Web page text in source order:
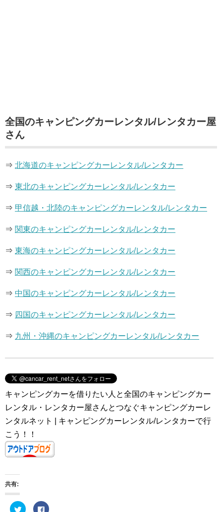
全国のキャンピングカーレンタル/レンタカー屋
さん
⇒ 北海道のキャンピングカーレンタル/レンタカー
⇒ 東北のキャンピングカーレンタル/レンタカー
⇒ 甲信越・北陸のキャンピングカーレンタル/レンタカー
⇒ 関東のキャンピングカーレンタル/レンタカー
⇒ 東海のキャンピングカーレンタル/レンタカー
⇒ 関西のキャンピングカーレンタル/レンタカー
⇒ 中国のキャンピングカーレンタル/レンタカー
⇒ 四国のキャンピングカーレンタル/レンタカー
⇒ 九州・沖縄のキャンピングカーレンタル/レンタカー
キャンピングカーを借りたい人と全国のキャンピングカー
レンタル・レンタカー屋さんとつなぐキャンピングカーレ
ンタルネット | キャンピングカーレンタル/レンタカーで行
こう！！
共有:
ク F